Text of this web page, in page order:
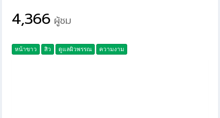
4,366 ผู้ชม
หน้าขาว สิว ดูแลผิวพรรณ ความงาม